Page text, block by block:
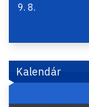
nedeľa
9. 8.
Kalendár